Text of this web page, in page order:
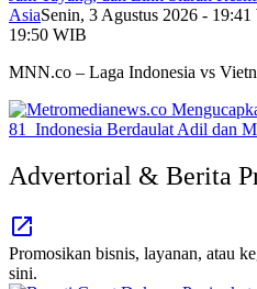
AsiaSenin, 3 Agustus 2026 -
19:50 WIB
MNN.co – Laga Indonesia vs
Advertorial & Berita
Promosikan bisnis, layanan, atau
sini.